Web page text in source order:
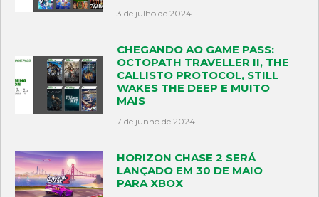
3 de julho de 2024
CHEGANDO AO GAME PASS:
OCTOPATH TRAVELLER II, THE
CALLISTO PROTOCOL, STILL
WAKES THE DEEP E MUITO
MAIS
7 de junho de 2024
HORIZON CHASE 2 SERÁ
LANÇADO EM 30 DE MAIO
PARA XBOX